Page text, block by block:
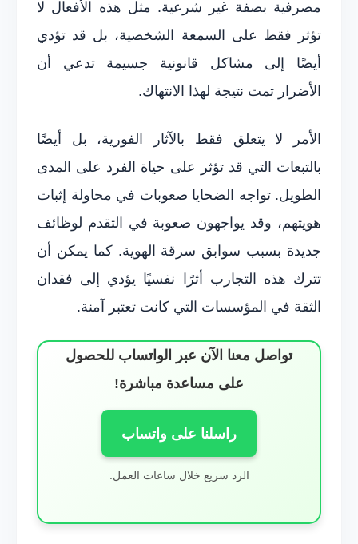
مصرفية بصفة غير شرعية. مثل هذه الأفعال لا
تؤثر فقط على السمعة الشخصية، بل قد تؤدي
أيضًا إلى مشاكل قانونية جسيمة تدعي أن
الأضرار تمت نتيجة لهذا الانتهاك.
الأمر لا يتعلق فقط بالآثار الفورية، بل أيضًا
بالتبعات التي قد تؤثر على حياة الفرد على المدى
الطويل. تواجه الضحايا صعوبات في محاولة إثبات
هويتهم، وقد يواجهون صعوبة في التقدم لوظائف
جديدة بسبب سوابق سرقة الهوية. كما يمكن أن
تترك هذه التجارب أثرًا نفسيًا يؤدي إلى فقدان
الثقة في المؤسسات التي كانت تعتبر آمنة.
تواصل معنا الآن عبر الواتساب للحصول
على مساعدة مباشرة!
راسلنا على واتساب
الرد سريع خلال ساعات العمل.